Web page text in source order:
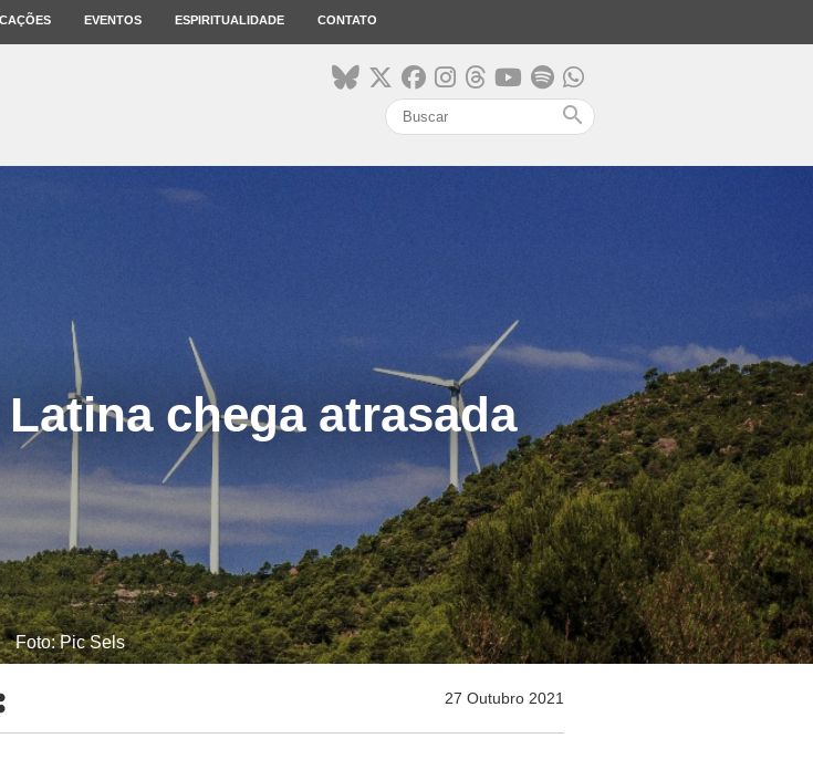
EVENTOS ESPIRITUALIDADE CONTATO
search
chega atrasada
Foto: Pic Sels
27 Outubro 2021